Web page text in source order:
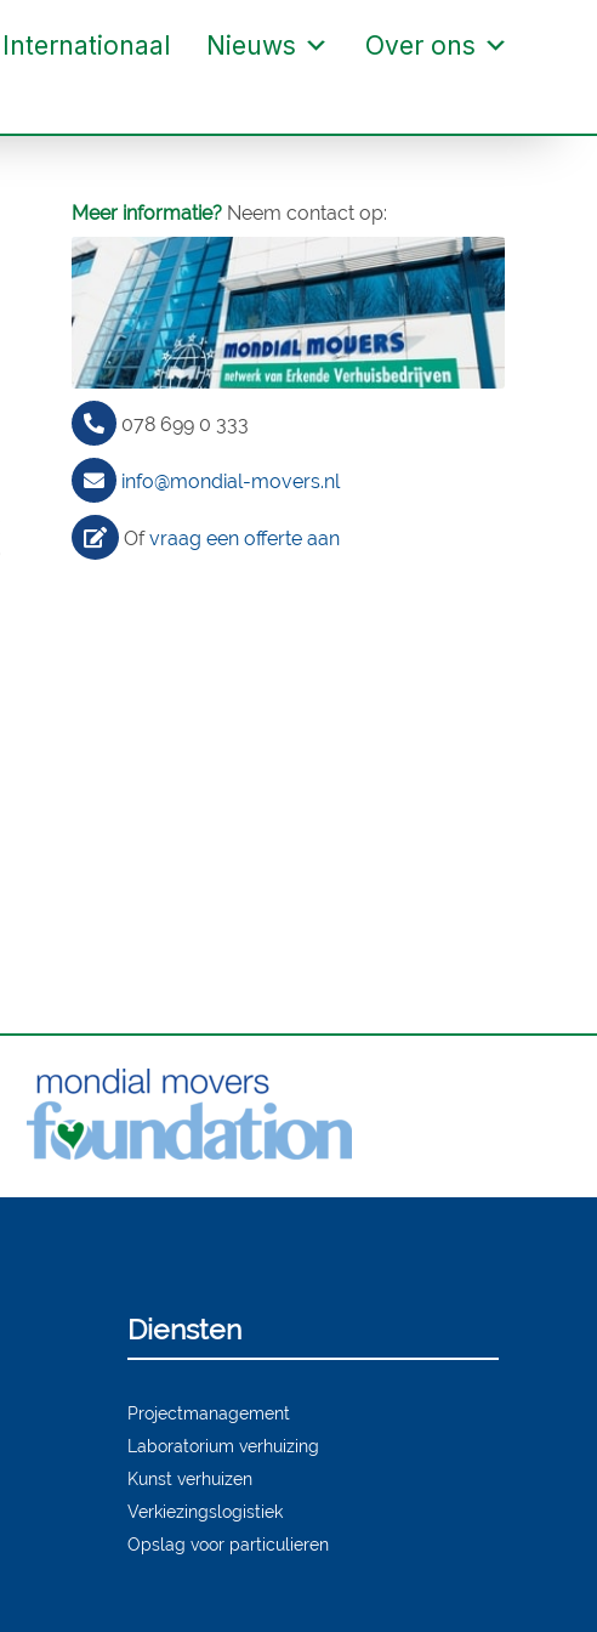
Internationaal Nieuws
Over ons
Meer informatie?Neem contact op:
078 699 0 333
info@mondial-movers.nl
Ofvraag een offerte aan
Diensten
Projectmanagement
Laboratorium verhuizing
Kunst verhuizen
Verkiezingslogistiek
Opslag voor particulieren